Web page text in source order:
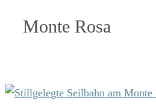
Monte Rosa